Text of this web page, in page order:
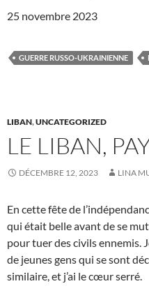
25 novembre 2023
GUERRE RUSSO-UKRAINIENNE
LIBAN,UNCATEGORIZED
LE LIBAN,
DÉCEMBRE 12, 2023 LINA
En cette fête de
qui était belle avant de se
pour tuer des civils ennemis.
de jeunes gens qui se sont
similaire, et j’ai le cœur serré.